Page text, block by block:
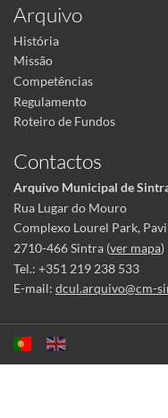
Arquivo
História
Missão
Competências
Regulamento
Roteiro de Fundos
Contactos
Arquivo Municipal de
Rua Lugar do Mouro
Complexo Lourel Park,
2710-466 Sintra (ver mapa)
Tel.: +351 219 238 533
E-mail: dcul.arquivo@cm-